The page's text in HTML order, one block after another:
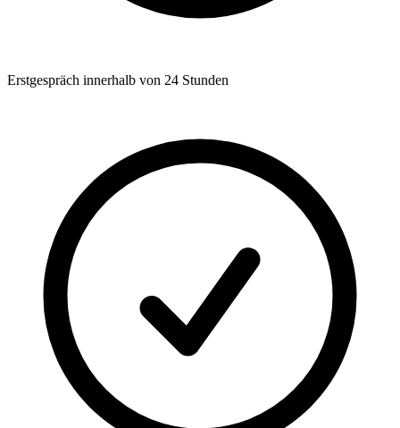
Erstgespräch innerhalb von 24 Stunden